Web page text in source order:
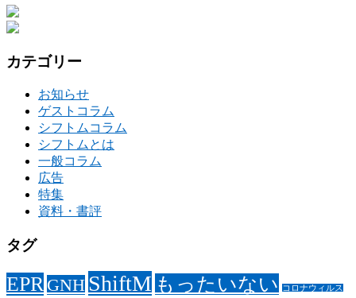
カテゴリー
お知らせ
ゲストコラム
シフトムコラム
シフトムとは
一般コラム
広告
特集
資料・書評
タグ
EPR GNH ShiftM もったいない コロナウィルス